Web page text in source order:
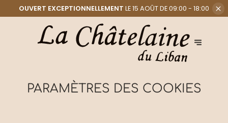
OUVERT EXCEPTIONNELLEMENT LE 15 AOÛT DE 09:00 - 18:00
PARAMÈTRES DES COOKIES